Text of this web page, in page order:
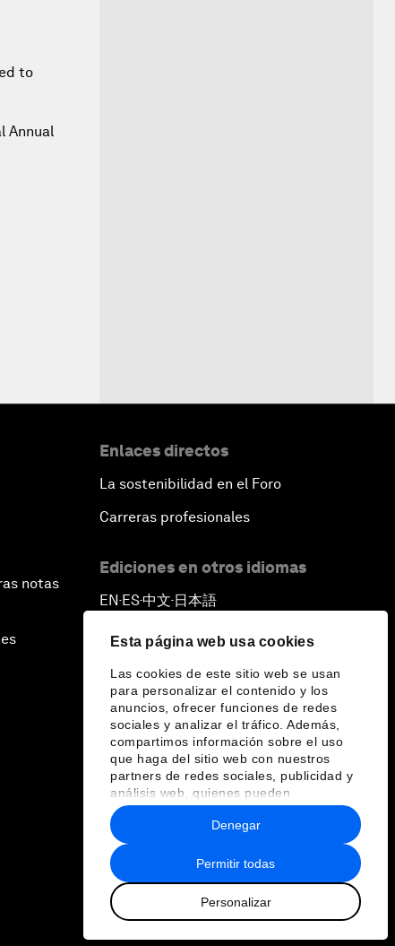
Esta página web usa cookies
Las cookies de este sitio web se usan
para personalizar el contenido y los
anuncios, ofrecer funciones de redes
sociales y analizar el tráfico. Además,
compartimos información sobre el uso
que haga del sitio web con nuestros
partners de redes sociales, publicidad y
análisis web, quienes pueden
combinarla con otra información que les
haya proporcionado o que hayan
recopilado a partir del uso que haya
hecho de sus servicios.
Permitir todas
Personalizar
Denegar
to
Annual
notas
Enlaces directos
La sostenibilidad en el Foro
Carreras profesionales
Ediciones en otros idiomas
EN ▪ES▪中文▪ 日本語